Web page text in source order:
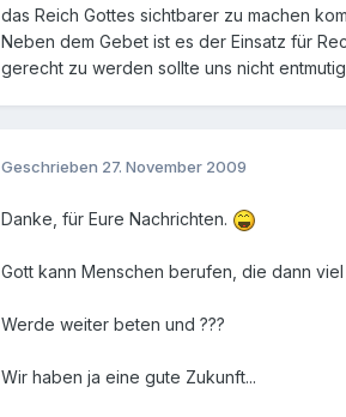
das Reich Gottes sichtbarer zu machen
Neben dem Gebet ist es der Einsatz für
gerecht zu werden sollte uns nicht
Geschrieben 27. November 2009
Danke, für Eure Nachrichten.
Gott kann Menschen berufen, die dann
Werde weiter beten und ???
Wir haben ja eine gute Zukunft...